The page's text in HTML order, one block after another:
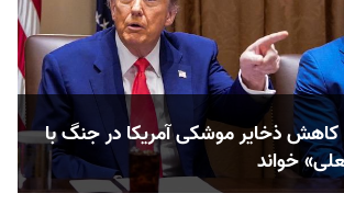
ذخایر موشکی آمریکا در جنگ با
خواند